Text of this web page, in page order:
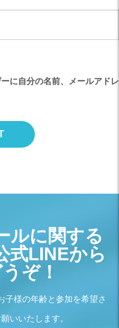
に自分の名前、メールアドレ
ルに関する
式LINEから
ぞ！
子様の年齢と参加を希望さ
いいたします。